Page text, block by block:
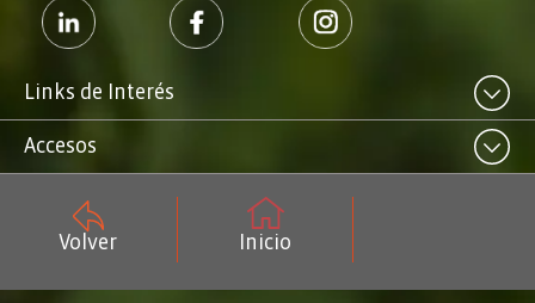
Links de Interés
Accesos
Volver Inicio